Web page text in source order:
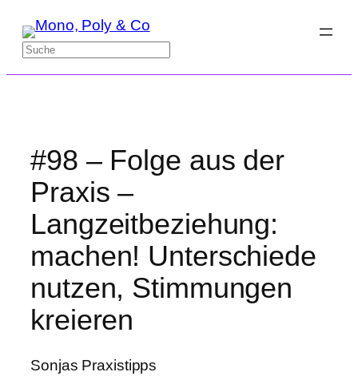
Inhalt
springen
Suchen
#98 – Folge aus der
Praxis –
Langzeitbeziehung:
machen! Unterschiede
nutzen, Stimmungen
kreieren
Sonjas Praxistipps